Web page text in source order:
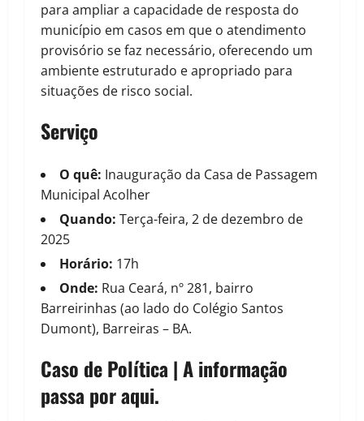
para ampliar a capacidade de resposta do
município em casos em que o atendimento
provisório se faz necessário, oferecendo um
ambiente estruturado e apropriado para
situações de risco social.
Serviço
O quê: Inauguração da Casa de Passagem
Municipal Acolher
Quando: Terça-feira, 2 de dezembro de
2025
Horário: 17h
Onde: Rua Ceará, nº 281, bairro
Barreirinhas (ao lado do Colégio Santos
Dumont), Barreiras – BA.
Caso de Política | A informação
passa por aqui.